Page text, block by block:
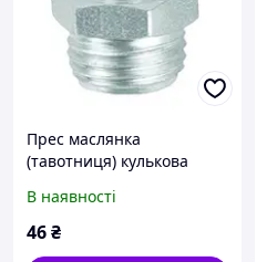
Прес маслянка
(тавотниця) кулькова
поштучно, DIN71412 |
UMETA Німеччина
В наявності
46₴